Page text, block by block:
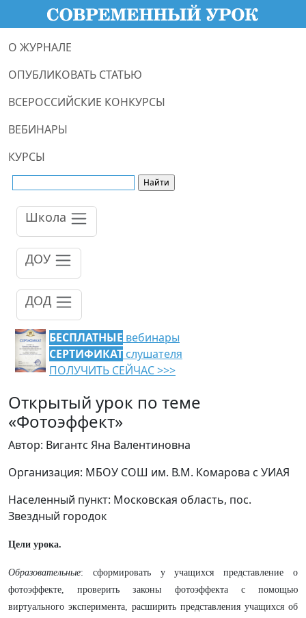
О ЖУРНАЛЕ
ОПУБЛИКОВАТЬ СТАТЬЮ
ВСЕРОССИЙСКИЕ КОНКУРСЫ
ВЕБИНАРЫ
КУРСЫ
Школа
ДОУ
ДОД
БЕСПЛАТНЫЕ вебинары
СЕРТИФИКАТ слушателя
ПОЛУЧИТЬ СЕЙЧАС >>>
Открытый урок по теме
«Фотоэффект»
Автор: Вигантс Яна Валентиновна
Организация: МБОУ СОШ им. В.М. Комарова с УИАЯ
Населенный пункт: Московская область, пос.
Звездный городок
Цели урока.
Образовательные: сформировать у учащихся представление о
фотоэффекте, проверить законы фотоэффекта с помощью
виртуального эксперимента, расширить представления учащихся об